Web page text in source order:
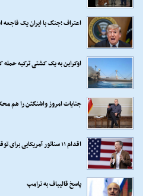
اعتراف ؛جنگ با ایران یک
اوکراین به یک کشتی ترکیه حمله
جنایات امروز واشنگتن را هم
اقدام ۱۱ سناتور آمریکایی برای توقف جنگ با ایران
پاسخ قالیباف به ترامپ